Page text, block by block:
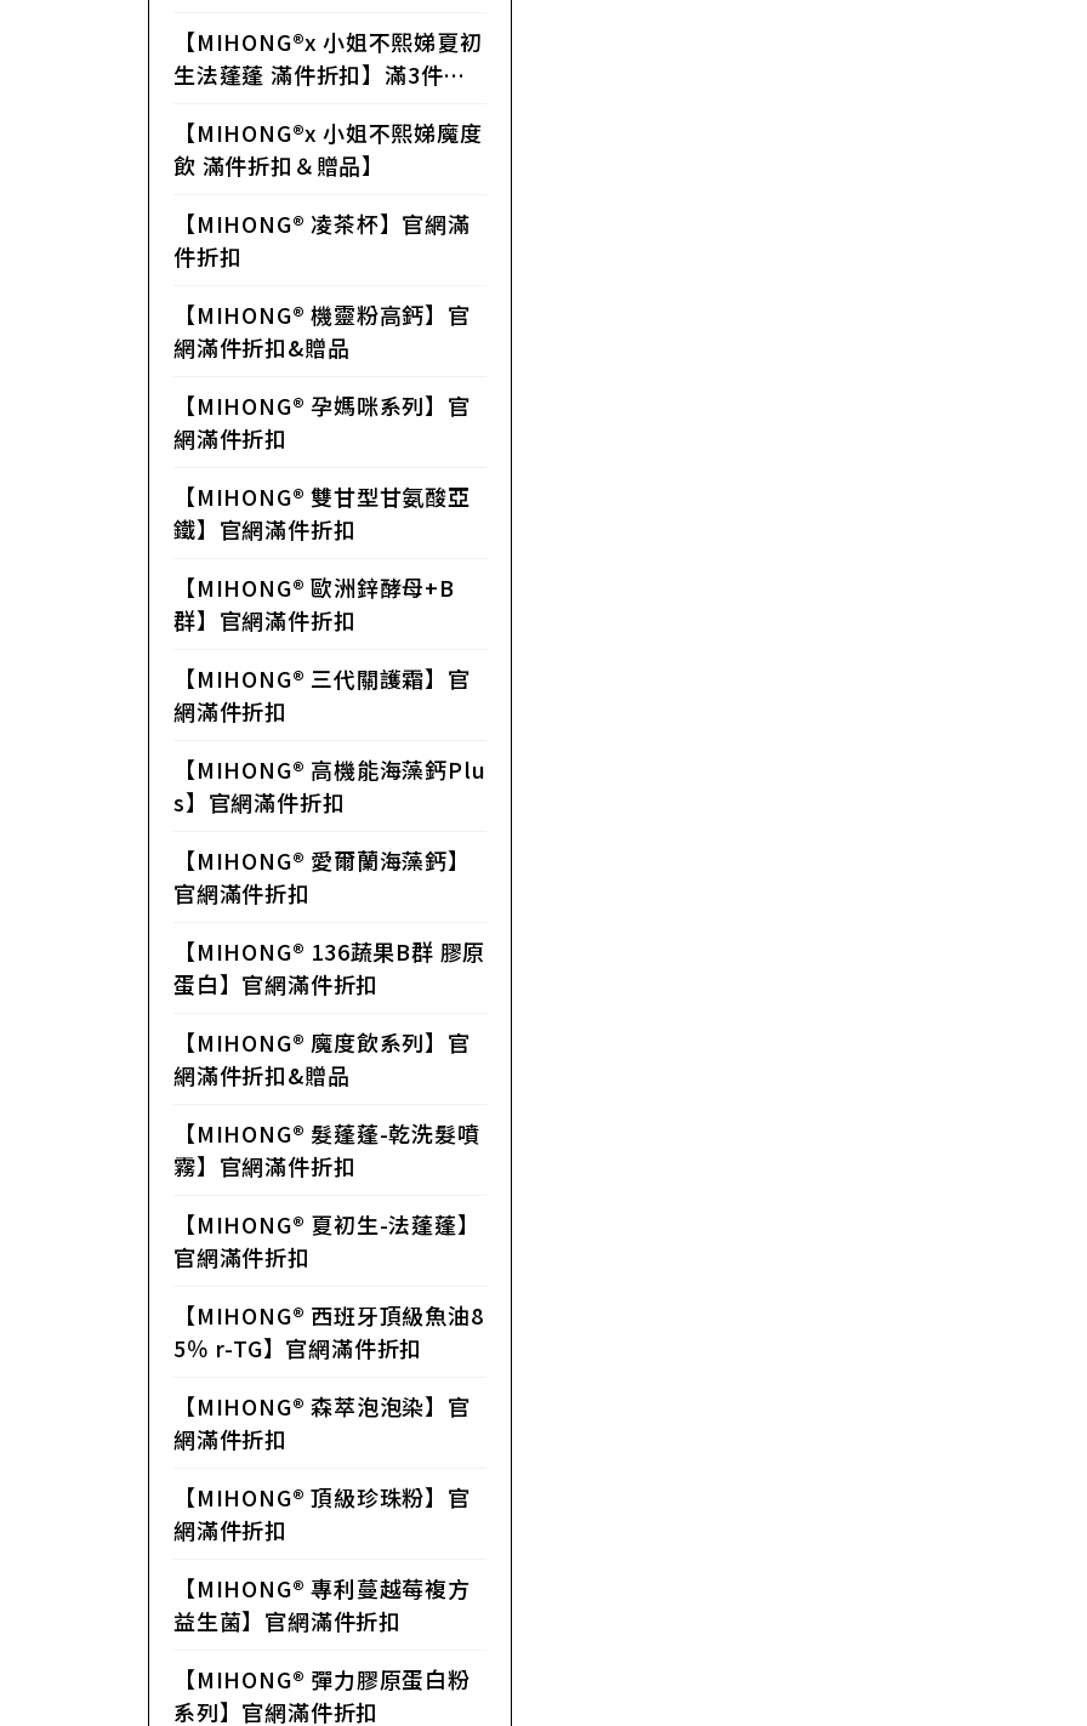
0，滿12件折1200
【MIHONG®x 小姐不熙娣夏初
生法蓬蓬 滿件折扣】滿3件折4
3000
【MIHONG®x 小姐不熙娣魔度
飲 滿件折扣＆贈品】
【MIHONG® 凌茶杯】官網滿
件折扣
【MIHONG® 機靈粉高鈣】官
網滿件折扣&贈品
【MIHONG® 孕媽咪系列】官
網滿件折扣
【MIHONG® 雙甘型甘氨酸亞
鐵】官網滿件折扣
【MIHONG® 歐洲鋅酵母+B
群】官網滿件折扣
【MIHONG® 三代關護霜】官
網滿件折扣
【MIHONG® 高機能海藻鈣Plu
s】官網滿件折扣
【MIHONG® 愛爾蘭海藻鈣】
官網滿件折扣
【MIHONG® 136蔬果B群 膠原
蛋白】官網滿件折扣
【MIHONG® 魔度飲系列】官
網滿件折扣&贈品
【MIHONG® 髮蓬蓬-乾洗髮噴
霧】官網滿件折扣
【MIHONG® 夏初生-法蓬蓬】
官網滿件折扣
【MIHONG® 西班牙頂級魚油8
5％ r-TG】官網滿件折扣
【MIHONG® 森萃泡泡染】官
網滿件折扣
【MIHONG® 頂級珍珠粉】官
網滿件折扣
【MIHONG® 專利蔓越莓複方
益生菌】官網滿件折扣
【MIHONG® 彈力膠原蛋白粉
系列】官網滿件折扣